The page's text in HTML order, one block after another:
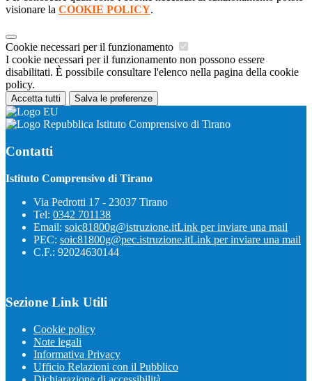
visionare la COOKIE POLICY.
Cookie necessari per il funzionamento
I cookie necessari per il funzionamento non possono essere
disabilitati. È possibile consultare l'elenco nella pagina della cookie
policy.
Accetta tutti Salva le preferenze
Istituto Comprensivo di Tirano
Contatti
Istituto Comprensivo di Tirano
Via Pedrotti 17 - 23037 Tirano
Tel: 0342 701138
Email: soic81800g@istruzione.itLink per inviare una mail
PEC: soic81800g@pec.istruzione.itLink per inviare una mail
C.F.: 92024630144
Sezione Link Utili
Cookie policy
Note legali
Informativa Privacy
Ufficio Relazioni con il Pubblico